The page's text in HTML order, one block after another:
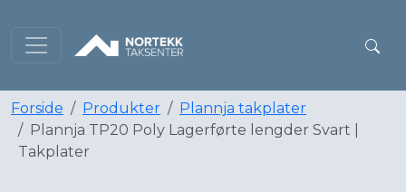
Forside Produkter
Plannja takplater
Plannja TP20 Poly Lagerførte lengder Svart |
Takplater